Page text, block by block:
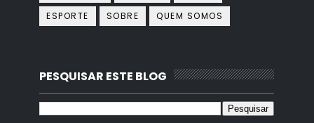
ESPORTE
SOBRE QUEM SOMOS
PESQUISAR ESTE BLOG